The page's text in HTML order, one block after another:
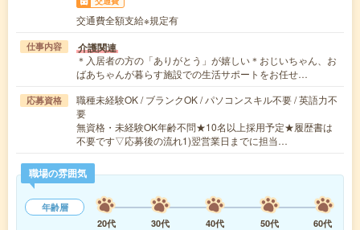
交通費全額支給※規定有
仕事内容 介護関連
＊入居者の方の「ありがとう」が嬉しい＊おじいちゃん、お
ばあちゃんが暮らす施設での生活サポートをお任せ…
応募資格
職種未経験OK / ブランクOK / パソコンスキル不要 / 英語力不
要
無資格・未経験OK年齢不問★10名以上採用予定★履歴書は
不要です▽応募後の流れ1)翌営業日までに担当…
職場の雰囲気
年齢層
20代
30代 40代 50代
60代